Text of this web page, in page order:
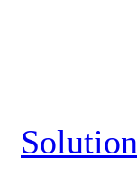
Solution